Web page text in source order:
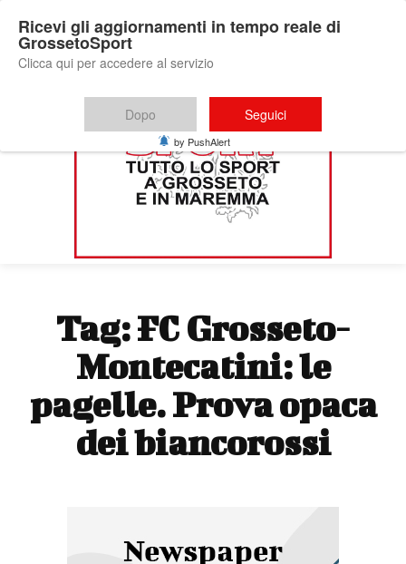
Tag:FC Grosseto-
Montecatini: le
pagelle. Prova opaca
dei biancorossi
Ricevi gli aggiornamenti in tempo reale di
GrossetoSport
Clicca qui per accedere al servizio
Dopo Seguici
by PushAlert